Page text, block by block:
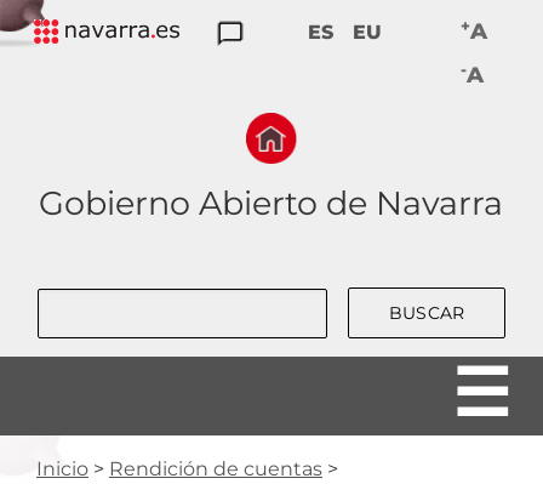
Skip
to
Gobierno Abierto de Navarra
ES EU +A
-A
Inicio
Rendición de cuentas